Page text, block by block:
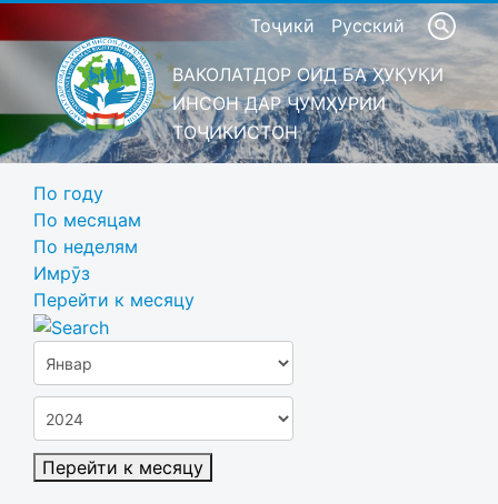
Тоҷикӣ Русский
ВАКОЛАТДОР ОИД БА ҲУҚУҚИ
ИНСОН ДАР ҶУМҲУРИИ
ТОҶИКИСТОН
По году
По месяцам
По неделям
Имрӯз
Перейти к месяцу
Перейти к месяцу